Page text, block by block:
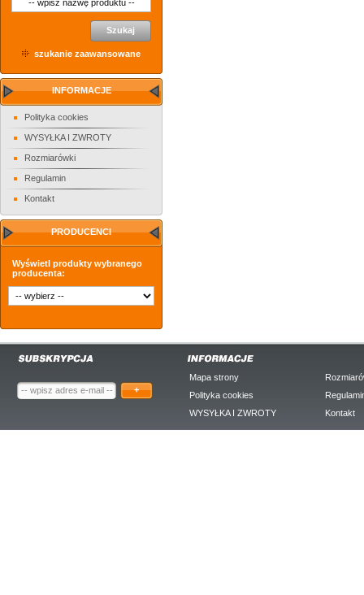
Szukaj
szukanie zaawansowane
INFORMACJE
Polityka cookies
WYSYŁKA I ZWROTY
Rozmiarówki
Regulamin
Kontakt
PRODUCENCI
Wyświetl produkty wybranego
producenta:
+
Mapa strony
Polityka cookies
WYSYŁKA I ZWROTY
Kontakt